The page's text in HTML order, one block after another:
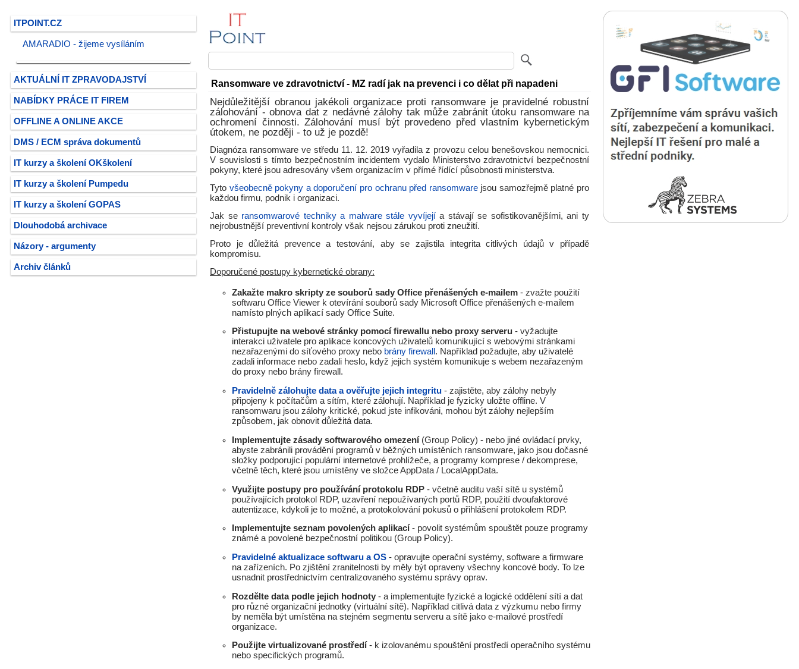
ITPOINT.CZ
AMARADIO - žijeme vysíláním
AKTUÁLNÍ IT ZPRAVODAJSTVÍ
NABÍDKY PRÁCE IT FIREM
OFFLINE A ONLINE AKCE
DMS / ECM správa dokumentů
IT kurzy a školení OKškolení
IT kurzy a školení Pumpedu
IT kurzy a školení GOPAS
Dlouhodobá archivace
Názory - argumenty
Archiv článků
Ransomware ve zdravotnictví - MZ radí jak na prevenci i co dělat při napadeni
Nejdůležitější obranou jakékoli organizace proti ransomware je pravidelné robustní
zálohování - obnova dat z nedávné zálohy tak může zabránit útoku ransomware na
ochromení činnosti. Zálohování musí být provedeno před vlastním kybernetickým
útokem, ne později - to už je pozdě!
Diagnóza ransomware ve středu 11. 12. 2019 vyřadila z provozu celou benešovskou nemocnici.
V souvislosti s tímto bezpečnostním incidentem vydalo Ministerstvo zdravotnictví bezpečnostní
pokyny, které jsou adresovány všem organizacím v přímé řídící působnosti ministerstva.
Tyto všeobecně pokyny a doporučení pro ochranu před ransomwarejsou samozřejmě platné pro
každou firmu, podnik i organizaci.
Jak se ransomwarové techniky a malware stále vyvíjejía stávají se sofistikovanějšími, ani ty
nejrobustnější preventivní kontroly však nejsou zárukou proti zneužití.
Proto je důležitá prevence a testování, aby se zajistila integrita citlivých údajů v případě
kompromisu.
Doporučené postupy kybernetické obrany:
Zakažte makro skripty ze souborů sady Office přenášených e-mailem - zvažte použití
softwaru Office Viewer k otevírání souborů sady Microsoft Office přenášených e-mailem
namísto plných aplikací sady Office Suite.
Přistupujte na webové stránky pomocí firewallu nebo proxy serveru - vyžadujte
interakci uživatele pro aplikace koncových uživatelů komunikující s webovými stránkami
nezařazenými do síťového proxy nebo brány firewall . Například požadujte, aby uživatelé
zadali informace nebo zadali heslo, když jejich systém komunikuje s webem nezařazeným
do proxy nebo brány firewall.
Pravidelně zálohujte data a ověřujte jejich integritu - zajistěte, aby zálohy nebyly
připojeny k počítačům a sítím, které zálohují. Například je fyzicky uložte offline. V
ransomwaru jsou zálohy kritické, pokud jste infikováni, mohou být zálohy nejlepším
způsobem, jak obnovit důležitá data.
Implementujte zásady softwarového omezení (Group Policy) - nebo jiné ovládací prvky,
abyste zabránili provádění programů v běžných umístěních ransomware, jako jsou dočasné
složky podporující populární internetové prohlížeče, a programy komprese / dekomprese,
včetně těch, které jsou umístěny ve složce AppData / LocalAppData.
Využijte postupy pro používání protokolu RDP - včetně auditu vaší sítě u systémů
používajících protokol RDP, uzavření nepoužívaných portů RDP, použití dvoufaktorové
autentizace, kdykoli je to možné, a protokolování pokusů o přihlášení protokolem RDP.
Implementujte seznam povolených aplikací - povolit systémům spouštět pouze programy
známé a povolené bezpečnostní politikou (Group Policy).
Pravidelné aktualizace softwaru a OS - opravujte operační systémy, software a firmware
na zařízeních. Po zjištění zranitelnosti by měly být opraveny všechny koncové body. To lze
usnadnit prostřednictvím centralizovaného systému správy oprav.
Rozdělte data podle jejich hodnoty - a implementujte fyzické a logické oddělení sítí a dat
pro různé organizační jednotky (virtuální sítě). Například citlivá data z výzkumu nebo firmy
by neměla být umístěna na stejném segmentu serveru a sítě jako e-mailové prostředí
organizace.
Použijte virtualizované prostředí - k izolovanému spouštění prostředí operačního systému
nebo specifických programů.